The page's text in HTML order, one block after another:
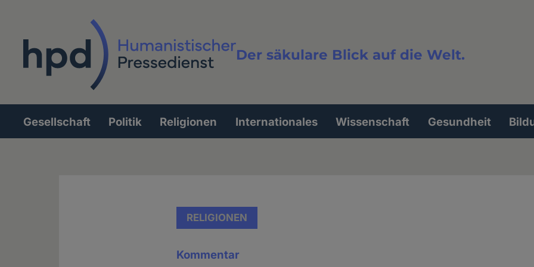
Der säkulare Blick auf die Welt.
Volltextsuche
Hauptnavigation
Gesellschaft Politik Religionen Internationales Wissenschaft Gesundheit
RELIGIONEN
Kommentar